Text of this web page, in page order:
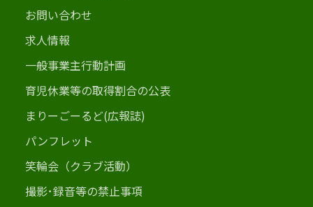
お問い合わせ
求人情報
一般事業主行動計画
育児休業等の取得割合の公表
まりーごーるど(広報誌)
パンフレット
笑輪会（クラブ活動）
撮影･録音等の禁止事項